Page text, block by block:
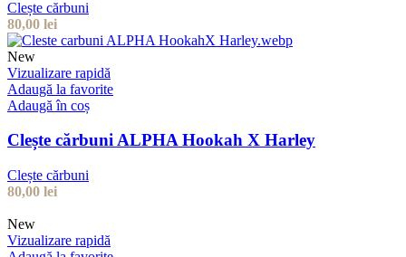
Clește cărbuni
80,00 lei
New
Vizualizare rapidă
Adaugă la favorite
Adaugă în coș
Clește cărbuni ALPHA Hookah X Harley
Clește cărbuni
80,00 lei
New
Vizualizare rapidă